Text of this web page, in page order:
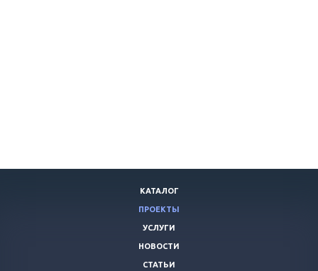
КАТАЛОГ
ПРОЕКТЫ
УСЛУГИ
НОВОСТИ
СТАТЬИ